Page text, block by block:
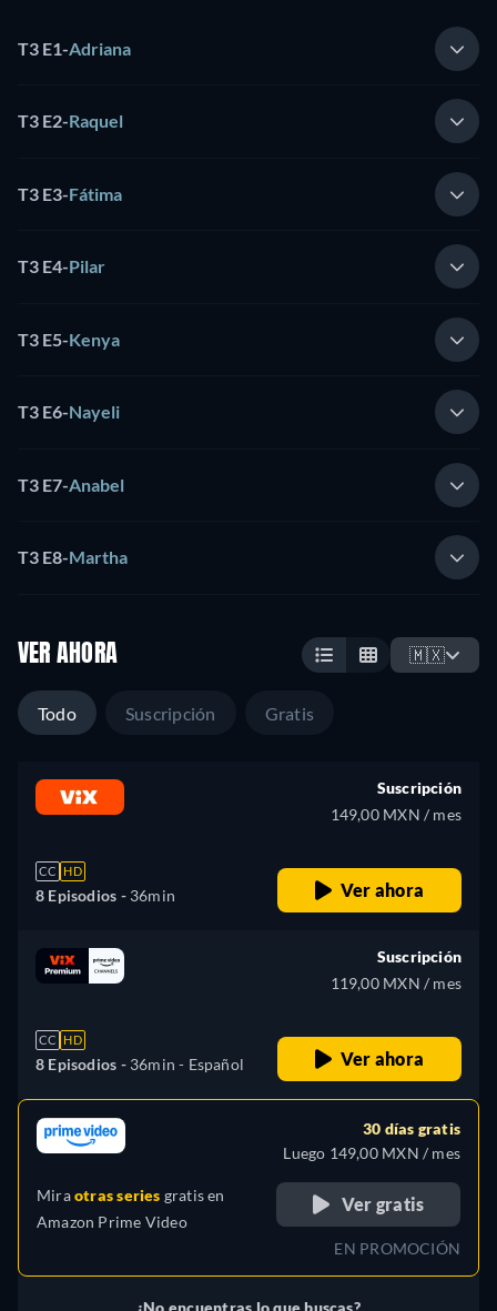
T3 E1-Adriana
T3 E2-Raquel
T3 E3-Fátima
T3 E4-Pilar
T3 E5-Kenya
T3 E6-Nayeli
T3 E7-Anabel
T3 E8-Martha
VER AHORA 🇲🇽
Todo Suscripción Gratis
CC HD
8 Episodios - 36min
Suscripción
149,00 MXN / mes
Ver ahora
CC HD
8 Episodios - 36min - Español
Suscripción
119,00 MXN / mes
Ver ahora
Miraotras series gratis en
Amazon Prime Video
30 días gratis
Luego 149,00 MXN / mes
Ver gratis
EN PROMOCIÓN
¿No encuentras lo que buscas?